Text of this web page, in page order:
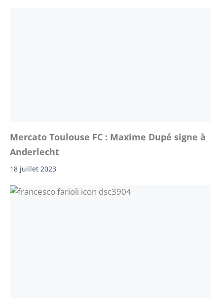
Mercato Toulouse FC : Maxime Dupé signe à
Anderlecht
18 juillet 2023